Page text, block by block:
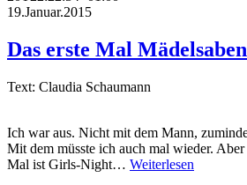
19.Januar.2015
Das erste Mal
Text: Claudia Schaumann
Ich war aus. Nicht mit dem Mann,
Mit dem müsste ich auch mal wieder.
Mal ist Girls-Night… Weiterlesen